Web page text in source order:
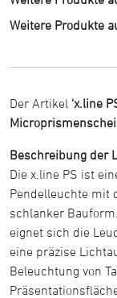
Weitere Produkte
Der Artikel 'x.line
Beschreibung der
Die x.line PS ist
Pendelleuchte mit
schlanker
eignet sich die
eine präzise
Beleuchtung von